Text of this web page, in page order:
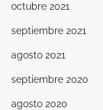
octubre 2021
septiembre 2021
agosto 2021
septiembre 2020
agosto 2020